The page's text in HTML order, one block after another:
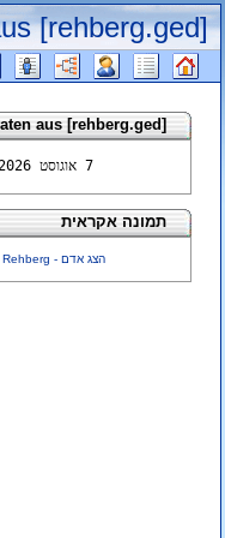
[rehberg.ged]
aus [rehberg.ged]
7 אוגוסט 2026 - 20:52:43
תמונה אקראית
הצג אדם - Alma Martha Anna Rehberg